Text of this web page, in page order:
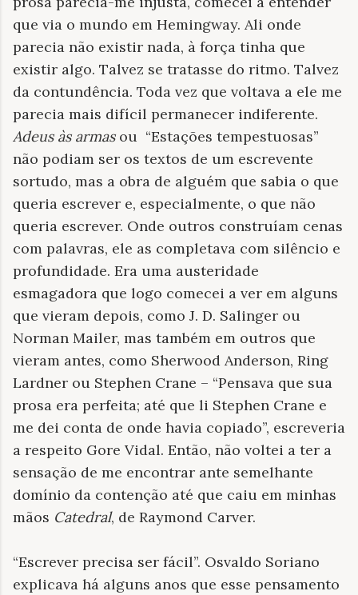
que via o mundo em Hemingway. Ali onde
parecia não existir nada, à força tinha que
existir algo. Talvez se tratasse do ritmo. Talvez
da contundência. Toda vez que voltava a ele me
parecia mais difícil permanecer indiferente.
Adeus às armasou “Estações tempestuosas”
não podiam ser os textos de um escrevente
sortudo, mas a obra de alguém que sabia o que
queria escrever e, especialmente, o que não
queria escrever. Onde outros construíam cenas
com palavras, ele as completava com silêncio e
profundidade. Era uma austeridade
esmagadora que logo comecei a ver em alguns
que vieram depois, como J. D. Salinger ou
Norman Mailer, mas também em outros que
vieram antes, como Sherwood Anderson, Ring
Lardner ou Stephen Crane – “Pensava que sua
prosa era perfeita; até que li Stephen Crane e
me dei conta de onde havia copiado”, escreveria
a respeito Gore Vidal. Então, não voltei a ter a
sensação de me encontrar ante semelhante
domínio da contenção até que caiu em minhas
mãos Catedral, de Raymond Carver.
“Escrever precisa ser fácil”. Osvaldo Soriano
explicava há alguns anos que esse pensamento